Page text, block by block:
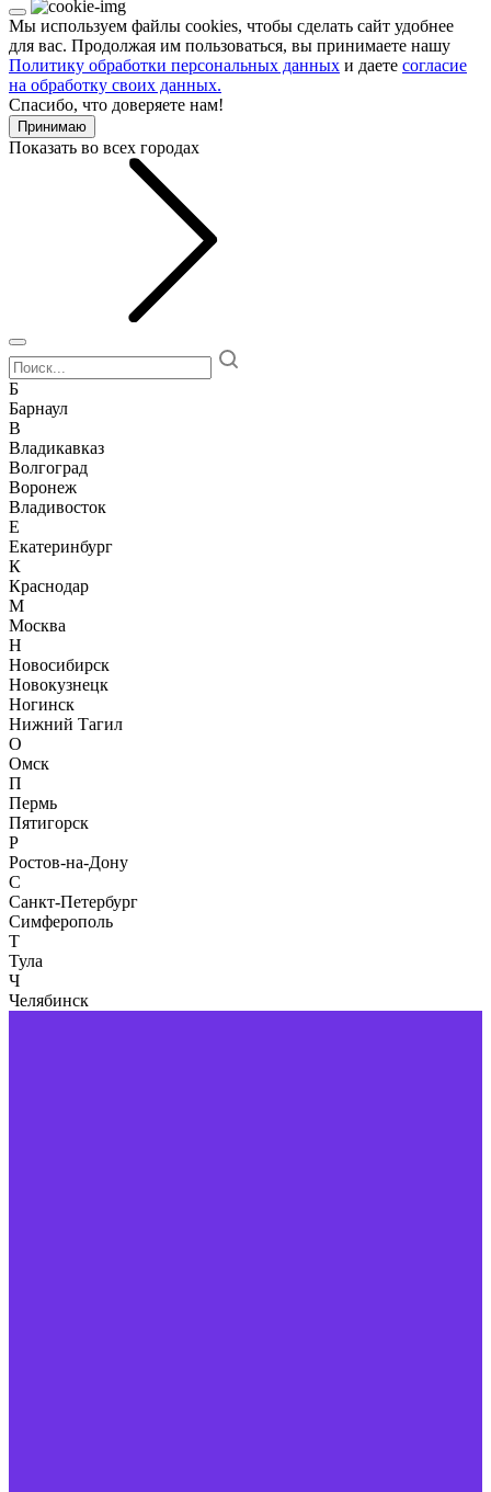
Мы используем файлы cookies, чтобы сделать сайт удобнее
для вас. Продолжая им пользоваться, вы принимаете нашу
Политику обработки персональных данных и даете согласие
на обработку своих данных.
Спасибо, что доверяете нам!
Принимаю
Показать во всех городах
Б
Барнаул
В
Владикавказ
Волгоград
Воронеж
Владивосток
Е
Екатеринбург
К
Краснодар
М
Москва
Н
Новосибирск
Новокузнецк
Ногинск
Нижний Тагил
О
Омск
П
Пермь
Пятигорск
Р
Ростов-на-Дону
С
Санкт-Петербург
Симферополь
Т
Тула
Ч
Челябинск